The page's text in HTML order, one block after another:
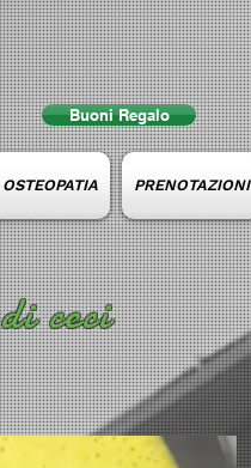
Buoni Regalo
PRENOTAZIONI
ceci